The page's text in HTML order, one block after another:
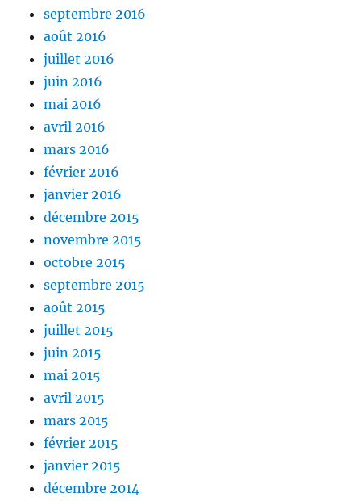
septembre 2016
août 2016
juillet 2016
juin 2016
mai 2016
avril 2016
mars 2016
février 2016
janvier 2016
décembre 2015
novembre 2015
octobre 2015
septembre 2015
août 2015
juillet 2015
juin 2015
mai 2015
avril 2015
mars 2015
février 2015
janvier 2015
décembre 2014